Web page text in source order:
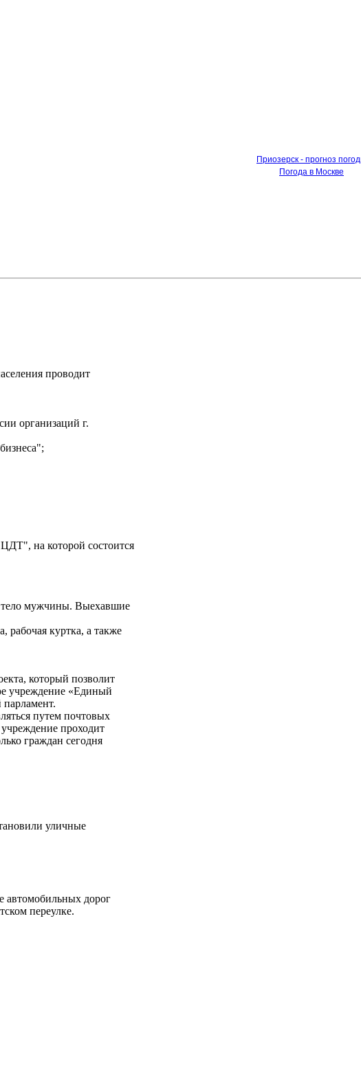
Приозерск - прогноз
Погода в Москве
проводит
организаций г.
на которой состоится
тело мужчины. Выехавшие
куртка, а также
который позволит
учреждение «Единый
путем почтовых
проходит
граждан сегодня
уличные
автомобильных дорог
переулке.